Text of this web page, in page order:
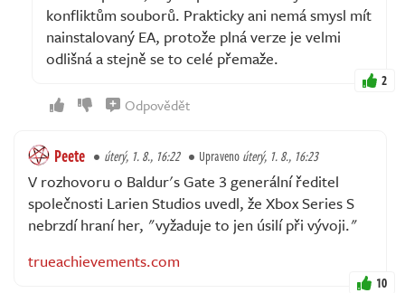
konfliktům souborů. Prakticky ani nemá smysl mít
nainstalovaný EA, protože plná verze je velmi
odlišná a stejně se to celé přemaže.
2
Odpovědět
Peete úterý, 1. 8., 16:22 Upravenoúterý, 1. 8., 16:23
V rozhovoru o Baldur's Gate 3 generální ředitel
společnosti Larien Studios uvedl, že Xbox Series S
nebrzdí hraní her, "vyžaduje to jen úsilí při vývoji."
trueachievements.com
10